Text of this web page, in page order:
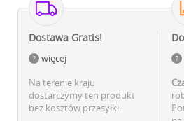
Dostawa Gratis!
więcej
Na terenie kraju
dostarczymy ten produkt
bez kosztów przesyłki.